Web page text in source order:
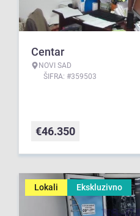
Centar
NOVI SAD
ŠIFRA: #359503
€46.350
Lokali Ekskluzivno